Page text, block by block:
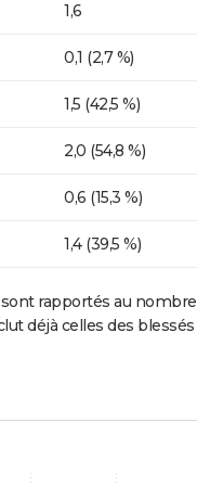
1,6
0,1 (2,7 %)
1,5 (42,5 %)
2,0 (54,8 %)
0,6 (15,3 %)
1,4 (39,5 %)
rapportés au nombre
déjà celles des blessés